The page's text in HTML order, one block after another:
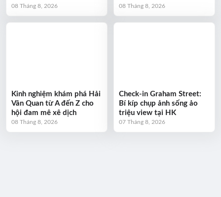
08 Tháng 8, 2026 08 Tháng 8, 2026
Kinh nghiệm khám phá Hải
Vân Quan từ A đến Z cho
hội đam mê xê dịch
08 Tháng 8, 2026
Check-in Graham Street:
Bí kíp chụp ảnh sống ảo
triệu view tại HK
07 Tháng 8, 2026